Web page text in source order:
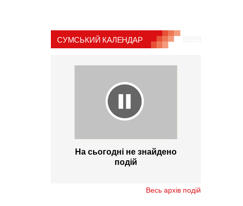
СУМСЬКИЙ КАЛЕНДАР
На сьогодні не знайдено
подій
Весь архів подій